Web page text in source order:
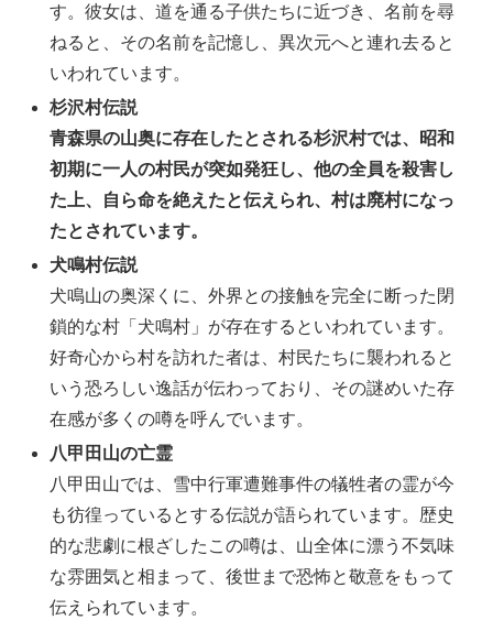
す。彼女は、道を通る子供たちに近づき、名前を尋
ねると、その名前を記憶し、異次元へと連れ去ると
いわれています。
杉沢村伝説
青森県の山奥に存在したとされる杉沢村では、昭和
初期に一人の村民が突如発狂し、他の全員を殺害し
た上、自ら命を絶えたと伝えられ、村は廃村になっ
たとされています。
犬鳴村伝説
犬鳴山の奥深くに、外界との接触を完全に断った閉
鎖的な村「犬鳴村」が存在するといわれています。
好奇心から村を訪れた者は、村民たちに襲われると
いう恐ろしい逸話が伝わっており、その謎めいた存
在感が多くの噂を呼んでいます。
八甲田山の亡霊
八甲田山では、雪中行軍遭難事件の犠牲者の霊が今
も彷徨っているとする伝説が語られています。歴史
的な悲劇に根ざしたこの噂は、山全体に漂う不気味
な雰囲気と相まって、後世まで恐怖と敬意をもって
伝えられています。